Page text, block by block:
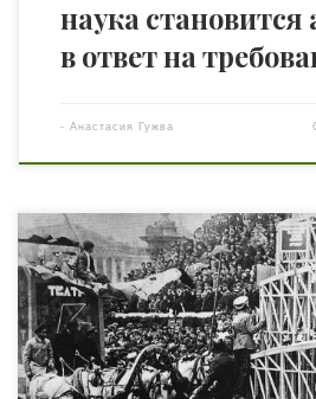
наука становится
в ответ на
- Анастасия Гужва
«Невзятая высота»,
«вечный символ
эпитетами не награждают Башню
спроектирована в 1919 году
Евграфовичем Татлиным как
памятник, посвящённый III